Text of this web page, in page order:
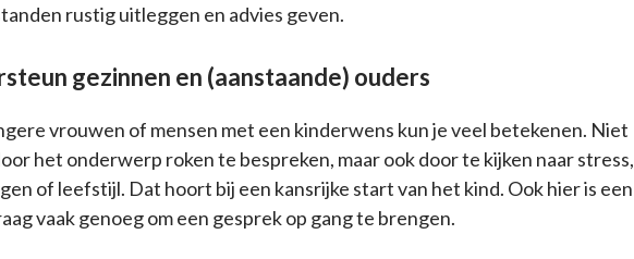
rustig uitleggen en advies geven.
gezinnen en (aanstaande) ouders
vrouwen of mensen met een kinderwens kun je veel betekenen. Niet
het onderwerp roken te bespreken, maar ook door te kijken naar stress,
of leefstijl. Dat hoort bij een kansrijke start van het kind. Ook hier is een
vaak genoeg om een gesprek op gang te brengen.